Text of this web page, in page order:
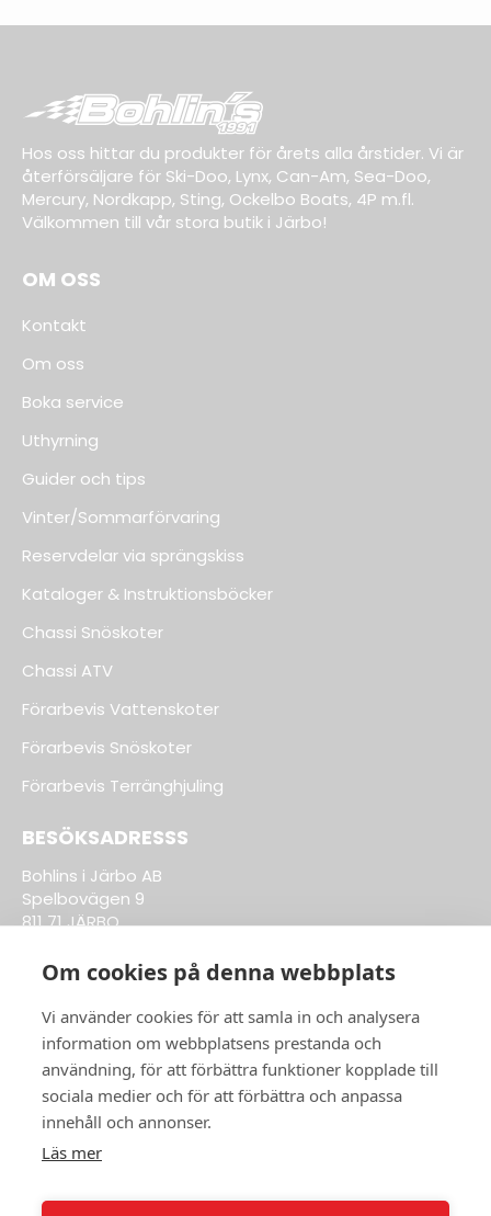
Om cookies på denna webbplats
Vi använder cookies för att samla in och analysera
information om webbplatsens prestanda och
användning, för att förbättra funktioner kopplade till
sociala medier och för att förbättra och anpassa
innehåll och annonser.
Läs mer
Hos oss hittar du produkter för årets alla årstider. Vi är
återförsäljare för Ski-Doo, Lynx, Can-Am, Sea-Doo,
Mercury, Nordkapp, Sting, Ockelbo Boats, 4P m.fl.
Välkommen till vår stora butik i Järbo!
OM OSS
Kontakt
Om oss
Boka service
Uthyrning
Guider och tips
Vinter/Sommarförvaring
Reservdelar via sprängskiss
Kataloger & Instruktionsböcker
Chassi Snöskoter
Chassi ATV
Förarbevis Vattenskoter
Förarbevis Snöskoter
Förarbevis Terränghjuling
BESÖKSADRESSS
Bohlins i Järbo AB
Spelbovägen 9
811 71 JÄRBO
ÖPPETTIDER BUTIK:
Vardagar 8-17
ÖPPETTIDER VERKSTAD:
info@bohlinsab.se